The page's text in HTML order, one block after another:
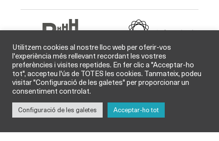
Soci Col·laborador
Utilitzem cookies al nostre lloc web per oferir-vos
l'experiència més rellevant recordant les vostres
preferències i visites repetides. En fer clic a "Acceptar-ho
tot", accepteu l'ús de TOTES les cookies. Tanmateix, podeu
visitar "Configuració de les galetes" per proporcionar un
consentiment controlat.
Configuració de les galetes Acceptar-ho tot